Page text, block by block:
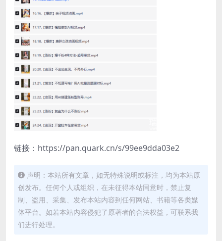
链接：https://pan.quark.cn/s/99ee9dda03e2
声明：本站所有文章，如无特殊说明或标注，均为本站原
创发布。任何个人或组织，在未征得本站同意时，禁止复
制、盗用、采集、发布本站内容到任何网站、书籍等各类媒
体平台。如若本站内容侵犯了原著者的合法权益，可联系我
们进行处理。